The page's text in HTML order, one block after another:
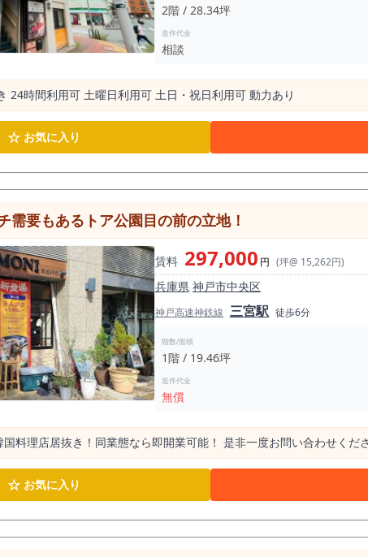
2階 / 28.34坪
造作代金
相談
24時間利⽤可 ⼟曜⽇利⽤可 ⼟⽇・祝⽇利⽤可 動⼒あり
☆ お気に入り
需要もあるトア公園目の前の立地！
賃料 297,000 円 (坪@ 15,262円)
兵庫県 神戸市中央区
神戸高速神鉄線 三宮駅 徒歩6分
階数/面積
1階 / 19.46坪
造作代金
無償
料理店居抜き！同業態なら即開業可能！ 是非一度お問い合わせくだ
☆ お気に入り